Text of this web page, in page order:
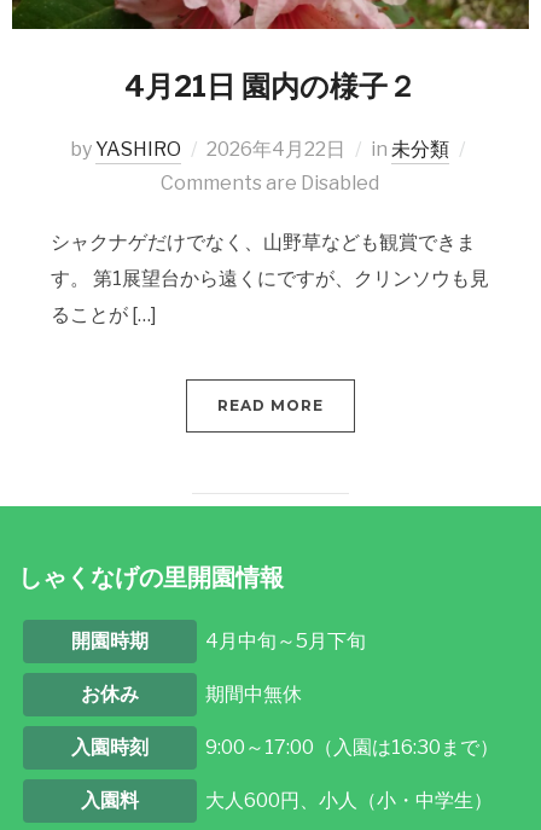
4月21日 園内の様子２
byYASHIRO 2026年4月22日 in 未分類
Comments are Disabled
シャクナゲだけでなく、山野草なども観賞できま
す。 第1展望台から遠くにですが、クリンソウも見
ることが […]
READ MORE
しゃくなげの里開園情報
開園時期 4月中旬～5月下旬
お休み 期間中無休
入園時刻 9:00～17:00（入園は16:30まで）
入園料
大人600円、小人（小・中学生）